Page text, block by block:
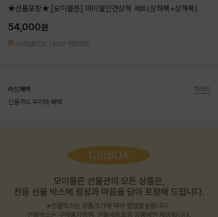
★선물포장★ [모이몰른] 마이쉘인견상하 세트(상하복+상하복)
54,000원
스타일포인트 1,620P 적립예정
카드혜택
신용카드 무이자 혜택
자세히